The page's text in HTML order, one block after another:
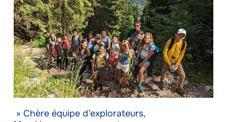
» Chère équipe d’explorateurs,